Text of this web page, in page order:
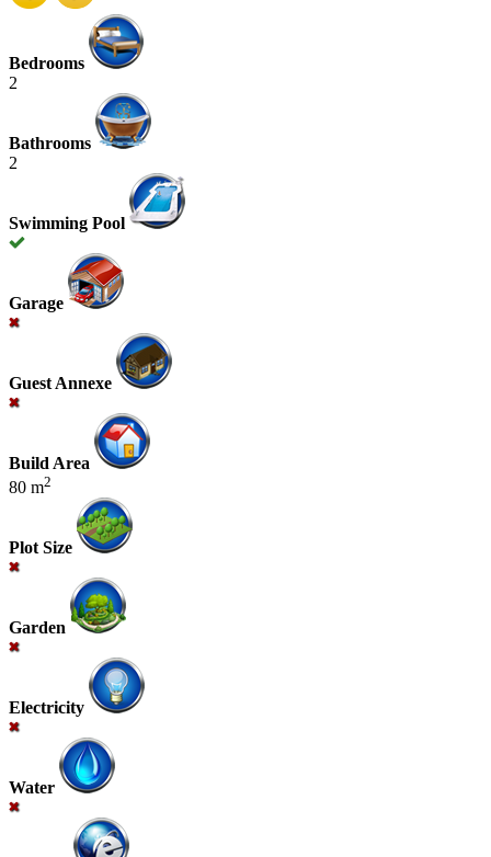
Bedrooms
2
Bathrooms
2
Swimming Pool
Garage
Guest Annexe
Build Area
80 m2
Plot Size
Garden
Electricity
Water